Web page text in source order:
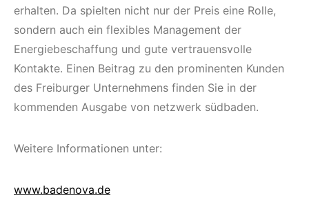
erhalten. Da spielten nicht nur der Preis eine Rolle,
sondern auch ein flexibles Management der
Energiebeschaffung und gute vertrauensvolle
Kontakte. Einen Beitrag zu den prominenten Kunden
des Freiburger Unternehmens finden Sie in der
kommenden Ausgabe von netzwerk südbaden.
Weitere Informationen unter:
www.badenova.de